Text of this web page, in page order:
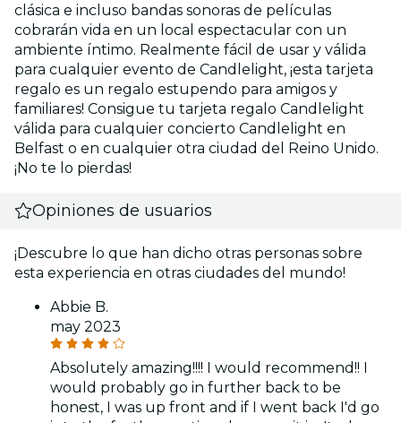
clásica e incluso bandas sonoras de películas
cobrarán vida en un local espectacular con un
ambiente íntimo. Realmente fácil de usar y válida
para cualquier evento de Candlelight, ¡esta tarjeta
regalo es un regalo estupendo para amigos y
familiares! Consigue tu tarjeta regalo Candlelight
válida para cualquier concierto Candlelight en
Belfast o en cualquier otra ciudad del Reino Unido.
¡No te lo pierdas!
Opiniones de usuarios
¡Descubre lo que han dicho otras personas sobre
esta experiencia en otras ciudades del mundo!
Abbie B.
may 2023
Absolutely amazing!!!! I would recommend!! I
would probably go in further back to be
honest, I was up front and if I went back I'd go